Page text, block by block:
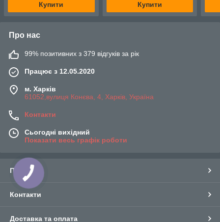
Купити Купити
Про нас
99% позитивних з 379 відгуків за рік
Працює з 12.05.2020
м. Харків
61052,вулиця Конєва, 4, Харків, Україна
Контакти
Сьогодні вихідний
Показати весь графік роботи
Про нас
Контакти
Доставка та оплата